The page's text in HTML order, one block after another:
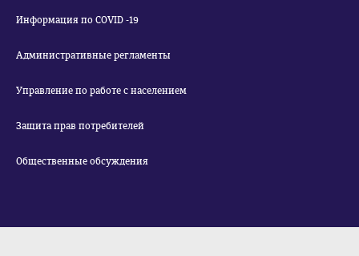
Информация по COVID -19
Административные регламенты
Управление по работе с населением
Защита прав потребителей
Общественные обсуждения